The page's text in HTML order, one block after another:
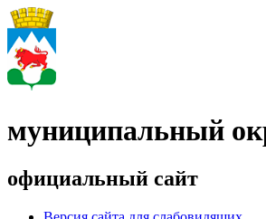
муниципальный
официальный сайт